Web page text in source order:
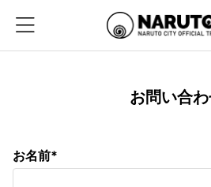
お問い合
お名前*